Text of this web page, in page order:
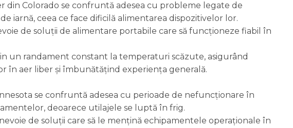
din Colorado se confruntă adesea cu probleme legate de
iarnă, ceea ce face dificilă alimentarea dispozitivelor lor.
de soluții de alimentare portabile care să funcționeze fiabil în
un randament constant la temperaturi scăzute, asigurând
în aer liber și îmbunătățind experiența generală.
se confruntă adesea cu perioade de nefuncționare în
deoarece utilajele se luptă în frig.
de soluții care să le mențină echipamentele operaționale în